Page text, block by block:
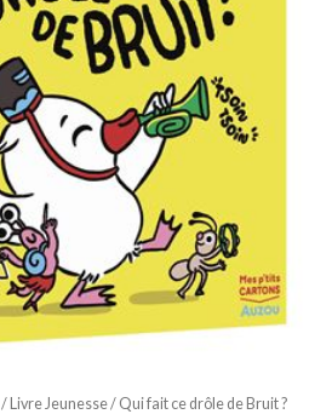
/ Livre Jeunesse/ Qui fait ce drôle de Bruit ?